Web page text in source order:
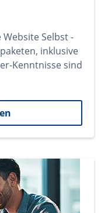
Selbst -
inklusive
Kenntnisse sind